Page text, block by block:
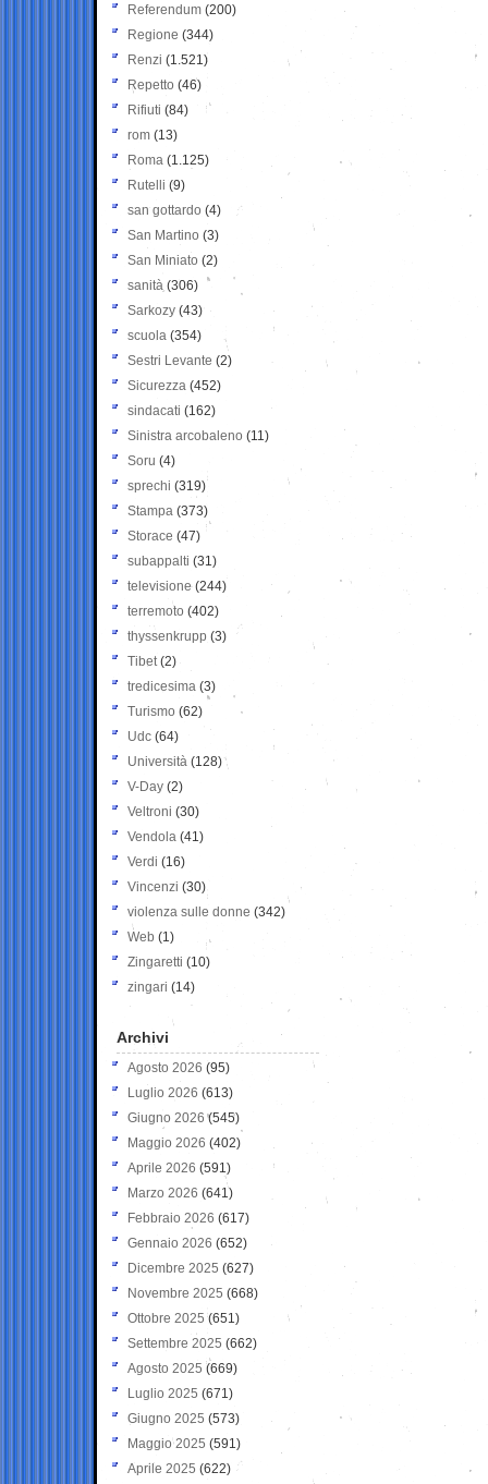
Referendum (200)
Regione (344)
Renzi (1.521)
Repetto (46)
Rifiuti (84)
rom (13)
Roma (1.125)
Rutelli (9)
san gottardo (4)
San Martino (3)
San Miniato (2)
sanità (306)
Sarkozy (43)
scuola (354)
Sestri Levante (2)
Sicurezza (452)
sindacati (162)
Sinistra arcobaleno (11)
Soru (4)
sprechi (319)
Stampa (373)
Storace (47)
subappalti (31)
televisione(244)
terremoto (402)
thyssenkrupp (3)
Tibet(2)
tredicesima (3)
Turismo (62)
Udc (64)
Università (128)
V-Day (2)
Veltroni (30)
Vendola (41)
Verdi (16)
Vincenzi (30)
violenza sulle donne (342)
Web (1)
Zingaretti (10)
zingari (14)
Archivi
Agosto 2026 (95)
Luglio 2026 (613)
Giugno 2026 (545)
Maggio 2026 (402)
Aprile 2026 (591)
Marzo 2026 (641)
Febbraio 2026 (617)
Gennaio 2026 (652)
Dicembre 2025 (627)
Novembre 2025 (668)
Ottobre 2025 (651)
Settembre 2025 (662)
Agosto 2025 (669)
Luglio 2025 (671)
Giugno 2025 (573)
Maggio 2025 (591)
Aprile 2025 (622)